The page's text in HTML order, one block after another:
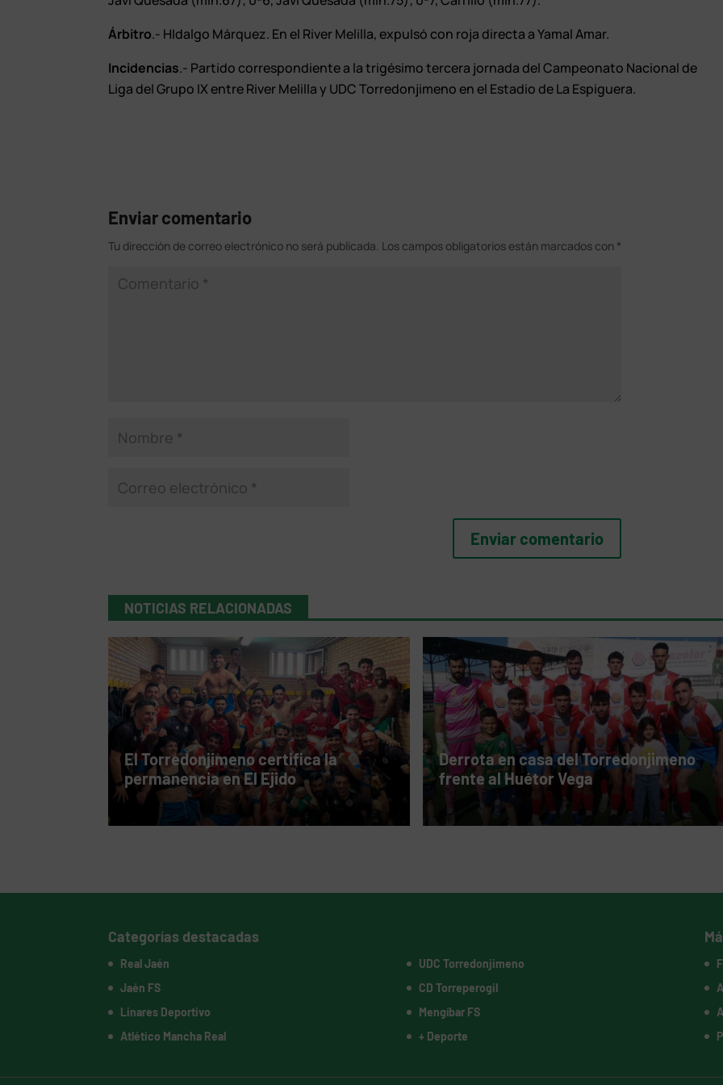
Árbitro.- HIdalgo Márquez. En el River Melilla, expulsó con roja directa a Yamal Amar.
Incidencias.- Partido correspondiente a la trigésimo tercera jornada del Campeonato Nacional de
Liga del Grupo IX entre River Melilla y UDC Torredonjimeno en el Estadio de La Espiguera.
Enviar comentario
Tu dirección de correo electrónico no será publicada. Los campos obligatorios están marcados con *
NOTICIAS RELACIONADAS
El Torredonjimeno certifica la
permanencia en El Ejido
Derrota en casa del Torredonjimeno
frente al Huétor Vega
Categorías destacadas
Real Jaén
Jaén FS
Linares Deportivo
Atlético Mancha Real
UDC Torredonjimeno
CD Torreperogil
Mengíbar FS
+ Deporte